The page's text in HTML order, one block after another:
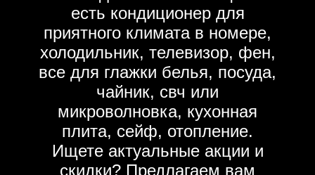
есть кондиционер для
приятного климата в номере,
холодильник, телевизор, фен,
все для глажки белья, посуда,
чайник, свч или
микроволновка, кухонная
плита, сейф, отопление.
Ищете актуальные акции и
скидки? Предлагаем вам